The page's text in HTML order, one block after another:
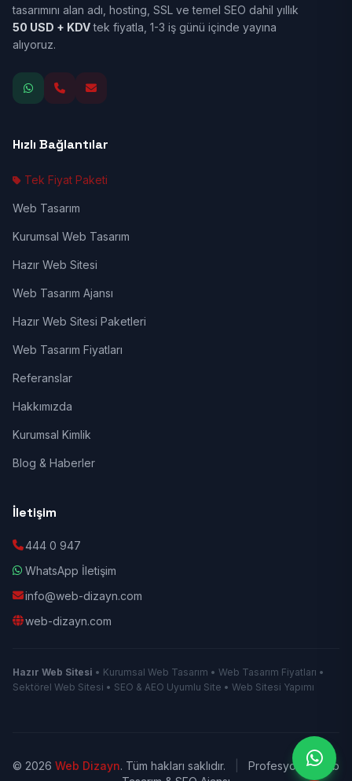
tasarımını alan adı, hosting, SSL ve temel SEO dahil yıllık
50 USD + KDVtek fiyatla, 1-3 iş günü içinde yayına
alıyoruz.
Hızlı Bağlantılar
Tek Fiyat Paketi
Web Tasarım
Kurumsal Web Tasarım
Hazır Web Sitesi
Web Tasarım Ajansı
Hazır Web Sitesi Paketleri
Web Tasarım Fiyatları
Referanslar
Hakkımızda
Kurumsal Kimlik
Blog & Haberler
İletişim
444 0 947
WhatsApp İletişim
info@web-dizayn.com
web-dizayn.com
Hazır Web Sitesi • Kurumsal Web Tasarım • Web Tasarım Fiyatları •
Sektörel Web Sitesi • SEO & AEO Uyumlu Site • Web Sitesi Yapımı
© 2026 Web Dizayn. Tüm hakları saklıdır.
Profesyonel Web